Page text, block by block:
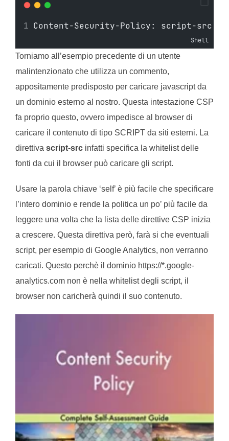
Content-Security-Policy: script-src
Shell
Torniamo all’esempio precedente di un utente
malintenzionato che utilizza un commento,
appositamente predisposto per caricare javascript da
un dominio esterno al nostro. Questa intestazione CSP
fa proprio questo, ovvero impedisce al browser di
caricare il contenuto di tipo SCRIPT da siti esterni. La
direttiva script-src infatti specifica la whitelist delle
fonti da cui il browser può caricare gli script.
Usare la parola chiave ‘self’ è più facile che specificare
l’intero dominio e rende la politica un po’ più facile da
leggere una volta che la lista delle direttive CSP inizia
a crescere. Questa direttiva però, farà si che eventuali
script, per esempio di Google Analytics, non verranno
caricati. Questo perchè il dominio https://*.google-
analytics.com non è nella whitelist degli script, il
browser non caricherà quindi il suo contenuto.